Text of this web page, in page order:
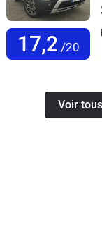
17,2 /20
Voir